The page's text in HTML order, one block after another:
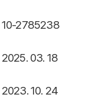
10-2785238
2025. 03. 18
2023. 10. 24